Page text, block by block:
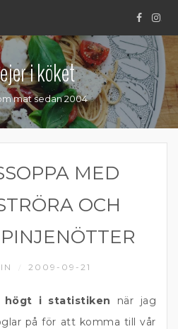
.
i köket
mat sedan 2004
MED
OCH
2009-09-21
högt i statistiken
när jag
på för att komma till vår